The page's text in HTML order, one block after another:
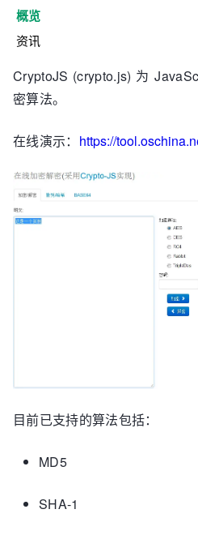
概览
资讯
CryptoJS (crypto.js) 为
密算法。
在线演示： https://
目前已支持的算法包括：
MD5
SHA-1